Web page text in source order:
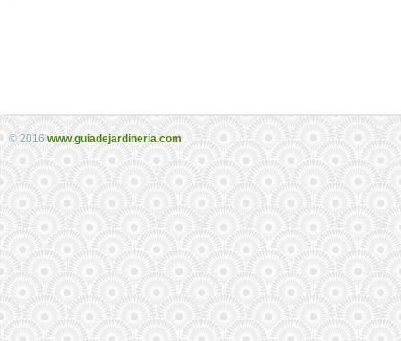
© 2016www.guiadejardineria.com